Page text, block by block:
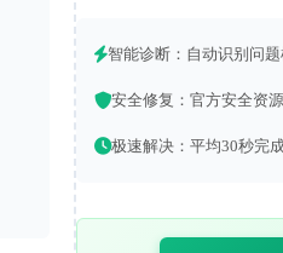
智能诊断：自动识别问
安全修复：官方安全资
极速解决：平均30秒完